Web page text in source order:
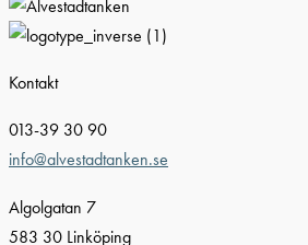
Kontakt
013-39 30 90
info@alvestadtanken.se
Algolgatan 7
583 30 Linköping